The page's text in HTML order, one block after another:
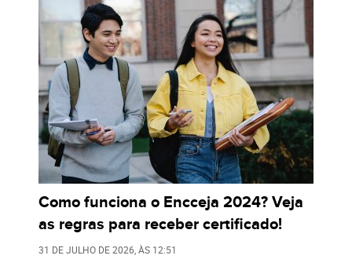
Como funciona o Encceja 2024? Veja
as regras para receber certificado!
31 DE JULHO DE 2026 , ÀS 12:51